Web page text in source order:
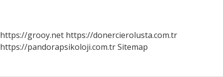
https://grooy.net https://donercierolusta.com.tr
https://pandorapsikoloji.com.trSitemap